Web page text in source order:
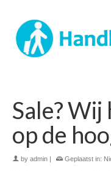
Sale? Wij
op de
by admin | Geplaatst in: